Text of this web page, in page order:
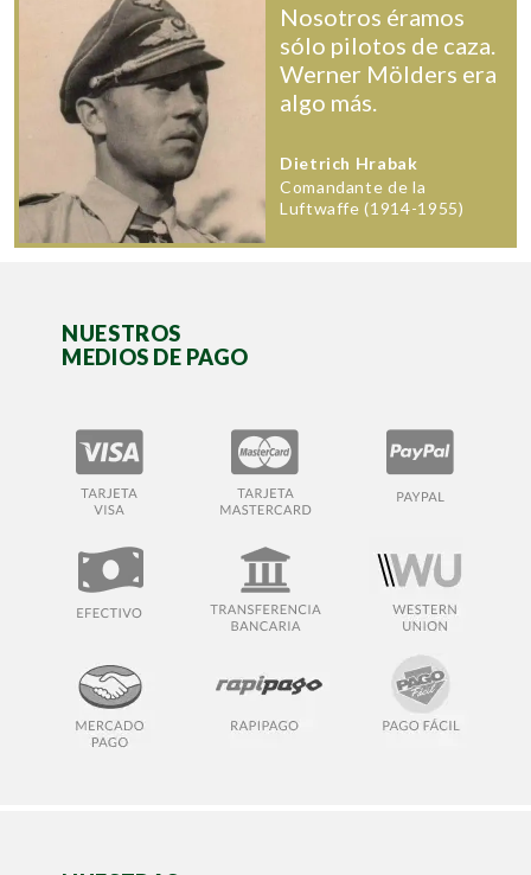
Nosotros éramos
sólo pilotos de caza.
Werner Mölders era
algo más.
Dietrich Hrabak
Comandante de la
Luftwaffe (1914-1955)
NUESTROS
MEDIOS DE PAGO